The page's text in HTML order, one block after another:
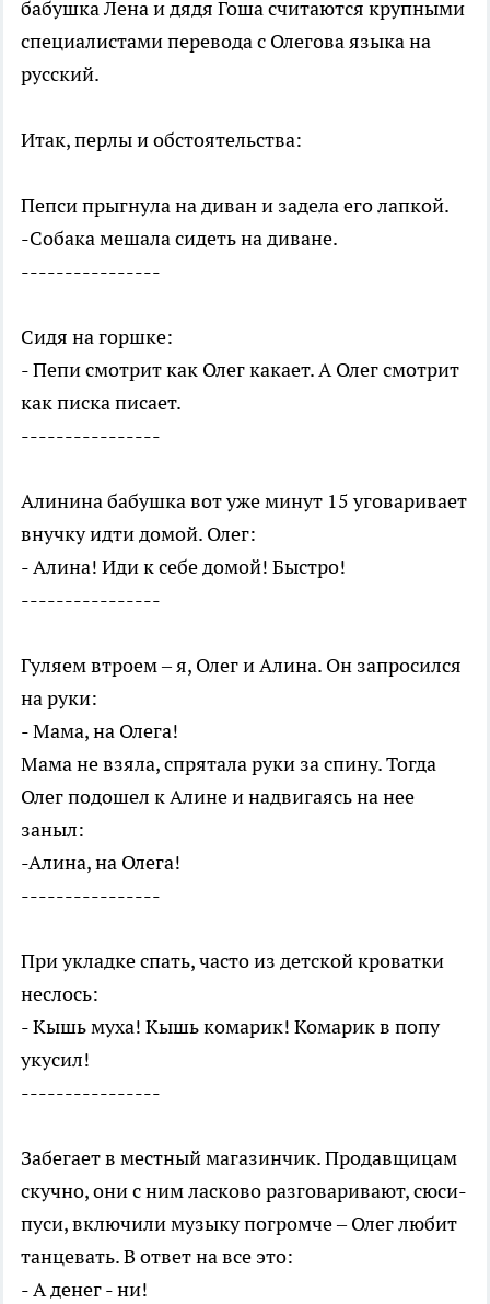
бабушка Лена и дядя Гоша считаются крупными
специалистами перевода с Олегова языка на
русский.
Итак, перлы и обстоятельства:
Пепси прыгнула на диван и задела его лапкой.
-Собака мешала сидеть на диване.
----------------
Сидя на горшке:
- Пепи смотрит как Олег какает. А Олег смотрит
как писка писает.
----------------
Алинина бабушка вот уже минут 15 уговаривает
внучку идти домой. Олег:
- Алина! Иди к себе домой! Быстро!
----------------
Гуляем втроем – я, Олег и Алина. Он запросился
на руки:
- Мама, на Олега!
Мама не взяла, спрятала руки за спину. Тогда
Олег подошел к Алине и надвигаясь на нее
заныл:
-Алина, на Олега!
----------------
При укладке спать, часто из детской кроватки
неслось:
- Кышь муха! Кышь комарик! Комарик в попу
укусил!
----------------
Забегает в местный магазинчик. Продавщицам
скучно, они с ним ласково разговаривают, сюси-
пуси, включили музыку погромче – Олег любит
танцевать. В ответ на все это:
- А денег - ни!